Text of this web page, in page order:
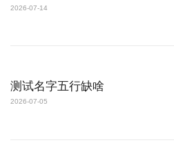
2026-07-14
测试名字五行缺啥
2026-07-05